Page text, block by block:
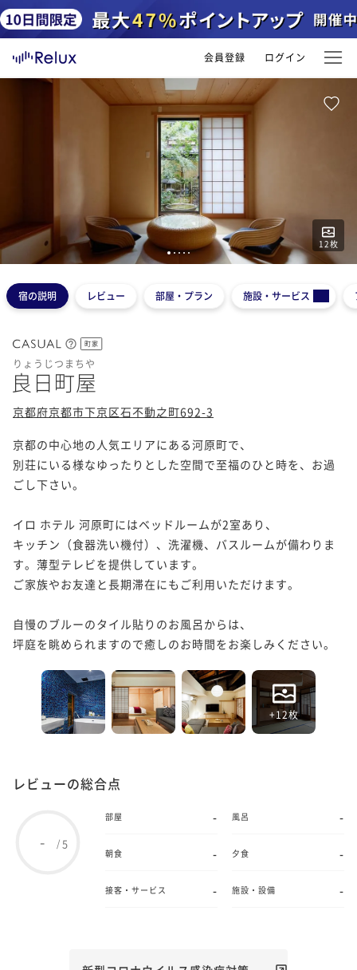
会員登録 ログイン
12枚
12345
宿の説明 レビュー 部屋・プラン 施設・サービス
町家
りょうじつまちや
良日町屋
京都府京都市下京区石不動之町692-3
京都の中心地の人気エリアにある河原町で、
別荘にいる様なゆったりとした空間で至福のひと時を、お過
ごし下さい。
イロ ホテル 河原町にはベッドルームが2室あり、
キッチン（食器洗い機付）、洗濯機、バスルームが備わりま
す。薄型テレビを提供しています。
ご家族やお友達と長期滞在にもご利用いただけます。
自慢のブルーのタイル貼りのお風呂からは、
坪庭を眺められますので癒しのお時間をお楽しみください。
+12枚
レビューの総合点
- /5
部屋 - 風呂 -
朝食 - 夕食 -
接客・サービス - 施設・設備 -